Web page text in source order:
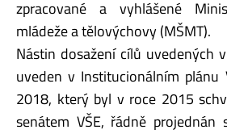
zpracované a vyhlášené
mládeže a tělovýchovy (MŠMT).
Nástin dosažení cílů uvedených
uveden v Institucionálním plánu
2018, který byl v roce 2015
senátem VŠE, řádně